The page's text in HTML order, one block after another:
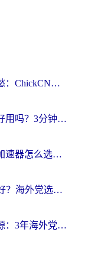
海外党选回国加速器不用愁：ChickCN和洞见哪个好？一篇搞定所有疑问
海外党必看：迅游和老王好用吗？3分钟选对加速国内网络的加速器
海外党必看：类似归雁的加速器怎么选？一篇搞定无缝访问国内资源
斧牛和极速穿梭VPN哪个好？海外党选回国加速器必看的真实对比与避坑指南
北美回国无缝访问国内资源：3年海外党亲测的加速器选择指南